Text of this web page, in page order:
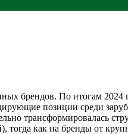
брендов. По итогам
позиции среди
трансформировалась
как на бренды от